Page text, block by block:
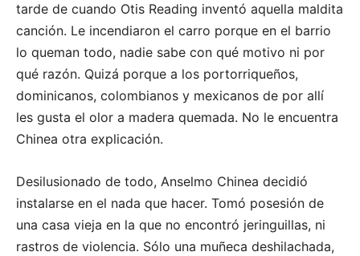
tarde de cuando Otis Reading inventó aquella maldita
canción. Le incendiaron el carro porque en el barrio
lo queman todo, nadie sabe con qué motivo ni por
qué razón. Quizá porque a los portorriqueños,
dominicanos, colombianos y mexicanos de por allí
les gusta el olor a madera quemada. No le encuentra
Chinea otra explicación.
Desilusionado de todo, Anselmo Chinea decidió
instalarse en el nada que hacer. Tomó posesión de
una casa vieja en la que no encontró jeringuillas, ni
rastros de violencia. Sólo una muñeca deshilachada,